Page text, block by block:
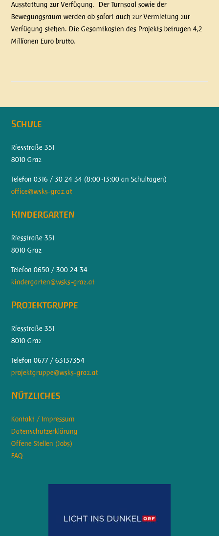
Ausstattung zur Verfügung. Der Turnsaal sowie der
Bewegungsraum werden ab sofort auch zur Vermietung zur
Verfügung stehen. Die Gesamtkosten des Projekts betrugen 4,2
Millionen Euro brutto.
Schule
Riesstraße 351
8010 Graz
Telefon 0316 / 30 24 34 (8:00-13:00 an Schultagen)
office@wsks-graz.at
Kindergarten
Riesstraße 351
8010 Graz
Telefon 0650 / 300 24 34
kindergarten@wsks-graz.at
Projektgruppe
Riesstraße 351
8010 Graz
Telefon 0677 / 63137354
projektgruppe@wsks-graz.at
Nützliches
Kontakt / Impressum
Datenschutzerklärung
Offene Stellen (Jobs)
FAQ